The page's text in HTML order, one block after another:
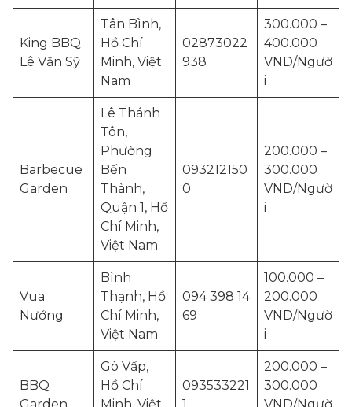
King BBQ
Lê Văn Sỹ
Tân Bình,
Hồ Chí
Minh, Việt
Nam
02873022
938
300.000 –
400.000
VND/Ngườ
i
Barbecue
Garden
Lê Thánh
Tôn,
Phường
Bến
Thành,
Quận 1, Hồ
Chí Minh,
Việt Nam
093212150
0
200.000 –
300.000
VND/Ngườ
i
Vua
Nướng
Bình
Thạnh, Hồ
Chí Minh,
Việt Nam
094 398 14
69
100.000 –
200.000
VND/Ngườ
i
BBQ
Gò Vấp,
Hồ Chí
093533221
200.000 –
300.000